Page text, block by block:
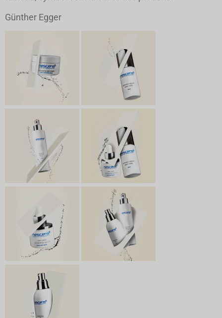
Günther Egger